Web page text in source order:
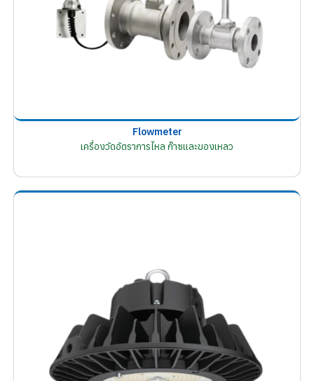
Flowmeter
เครื่องวัดอัตราการไหล ก๊าซและของเหลว